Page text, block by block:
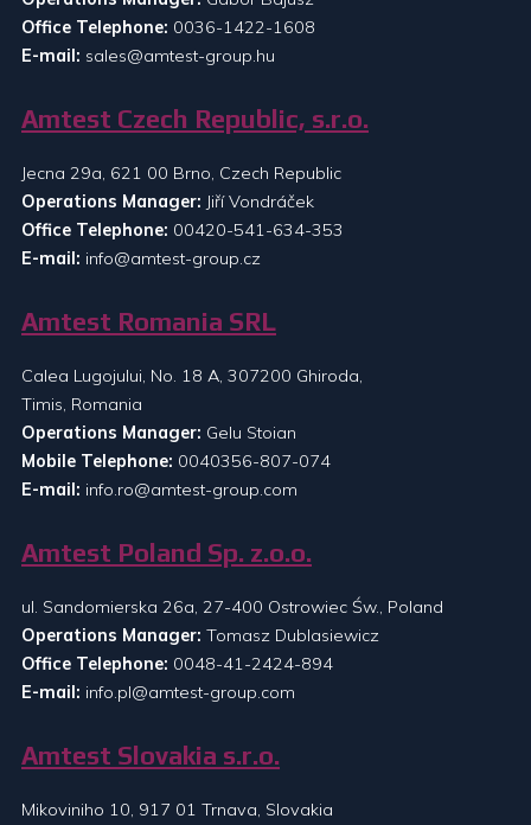
Office Telephone: 0036-1422-1608
E-mail: sales@amtest-group.hu
Amtest Czech Republic, s.r.o.
Jecna 29a, 621 00 Brno, Czech Republic
Operations Manager: Jiří Vondráček
Office Telephone: 00420-541-634-353
E-mail: info@amtest-group.cz
Amtest Romania SRL
Calea Lugojului, No. 18 A, 307200 Ghiroda,
Timis, Romania
Operations Manager: Gelu Stoian
Mobile Telephone: 0040356-807-074
E-mail: info.ro@amtest-group.com
Amtest Poland Sp. z.o.o.
ul. Sandomierska 26a, 27-400 Ostrowiec Św., Poland
Operations Manager: Tomasz Dublasiewicz
Office Telephone: 0048-41-2424-894
E-mail: info.pl@amtest-group.com
Amtest Slovakia s.r.o.
Mikoviniho 10, 917 01 Trnava, Slovakia